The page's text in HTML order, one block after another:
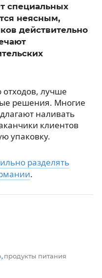
специальных
неясным,
действительно
отходов, лучше
решения. Многие
наливать
клиентов
упаковку.
разделять
.
, продукты питания